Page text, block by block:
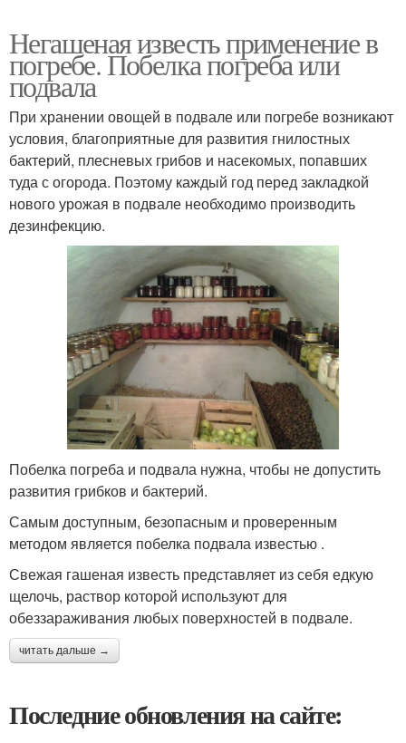
Негашеная известь применение в
погребе. Побелка погреба или
подвала
При хранении овощей в подвале или погребе возникают
условия, благоприятные для развития гнилостных
бактерий, плесневых грибов и насекомых, попавших
туда с огорода. Поэтому каждый год перед закладкой
нового урожая в подвале необходимо производить
дезинфекцию.
Побелка погреба и подвала нужна, чтобы не допустить
развития грибков и бактерий.
Самым доступным, безопасным и проверенным
методом является побелка подвала известью .
Свежая гашеная известь представляет из себя едкую
щелочь, раствор которой используют для
обеззараживания любых поверхностей в подвале.
читать дальше →
Последние обновления на сайте: